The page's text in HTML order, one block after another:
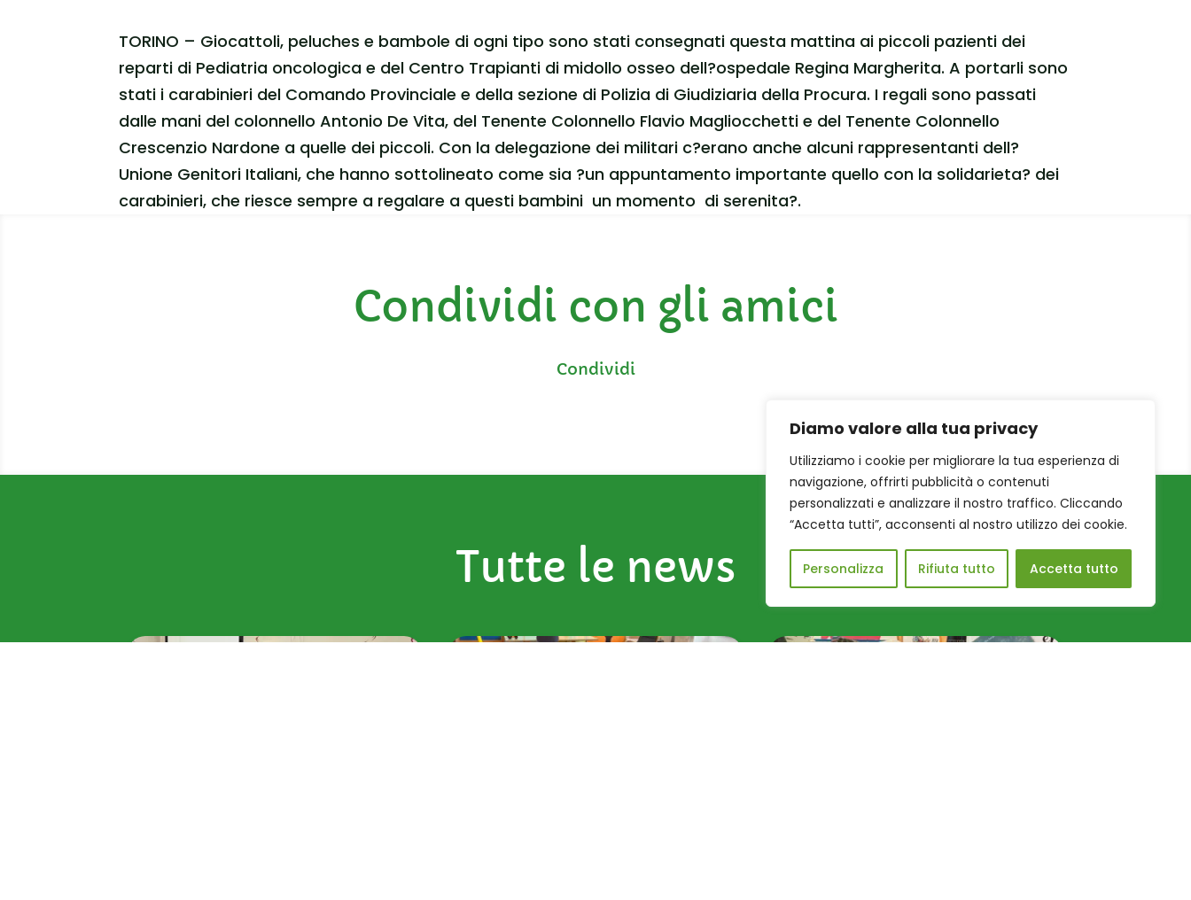
Diamo valore alla tua privacy
Utilizziamo i cookie per migliorare la tua esperienza di
navigazione, offrirti pubblicità o contenuti
personalizzati e analizzare il nostro traffico. Cliccando
“Accetta tutti”, acconsenti al nostro utilizzo dei cookie.
Personalizza Rifiuta tutto Accetta tutto
TORINO – Giocattoli, peluches e bambole di ogni tipo sono stati consegnati questa mattina ai piccoli pazienti dei
reparti di Pediatria oncologica e del Centro Trapianti di midollo osseo dell?ospedale Regina Margherita. A portarli sono
stati i carabinieri del Comando Provinciale e della sezione di Polizia di Giudiziaria della Procura. I regali sono passati
dalle mani del colonnello Antonio De Vita, del Tenente Colonnello Flavio Magliocchetti e del Tenente Colonnello
Crescenzio Nardone a quelle dei piccoli. Con la delegazione dei militari c?erano anche alcuni rappresentanti dell?
Unione Genitori Italiani, che hanno sottolineato come sia ?un appuntamento importante quello con la solidarieta? dei
carabinieri, che riesce sempre a regalare a questi bambini un momento di serenita?.
Condividi con gli amici
Tutte le news